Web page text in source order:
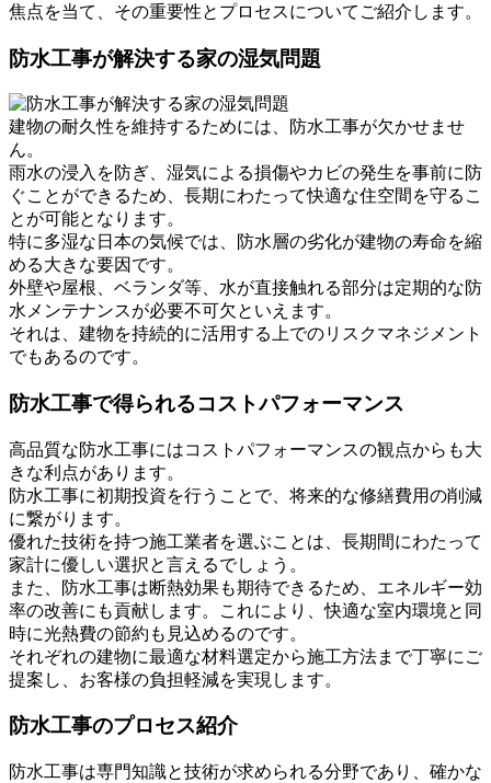
焦点を当て、その重要性とプロセスについてご紹介します。
防水工事が解決する家の湿気問題
建物の耐久性を維持するためには、防水工事が欠かせませ
ん。
雨水の浸入を防ぎ、湿気による損傷やカビの発生を事前に防
ぐことができるため、長期にわたって快適な住空間を守るこ
とが可能となります。
特に多湿な日本の気候では、防水層の劣化が建物の寿命を縮
める大きな要因です。
外壁や屋根、ベランダ等、水が直接触れる部分は定期的な防
水メンテナンスが必要不可欠といえます。
それは、建物を持続的に活用する上でのリスクマネジメント
でもあるのです。
防水工事で得られるコストパフォーマンス
高品質な防水工事にはコストパフォーマンスの観点からも大
きな利点があります。
防水工事に初期投資を行うことで、将来的な修繕費用の削減
に繋がります。
優れた技術を持つ施工業者を選ぶことは、長期間にわたって
家計に優しい選択と言えるでしょう。
また、防水工事は断熱効果も期待できるため、エネルギー効
率の改善にも貢献します。これにより、快適な室内環境と同
時に光熱費の節約も見込めるのです。
それぞれの建物に最適な材料選定から施工方法まで丁寧にご
提案し、お客様の負担軽減を実現します。
防水工事のプロセス紹介
防水工事は専門知識と技術が求められる分野であり、確かな